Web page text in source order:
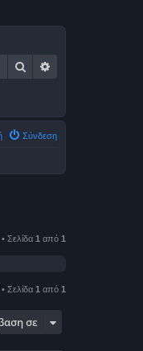
Αναζήτηση
Σύνδεση
Σελίδα 1 από 1
Σελίδα 1 από 1
σε